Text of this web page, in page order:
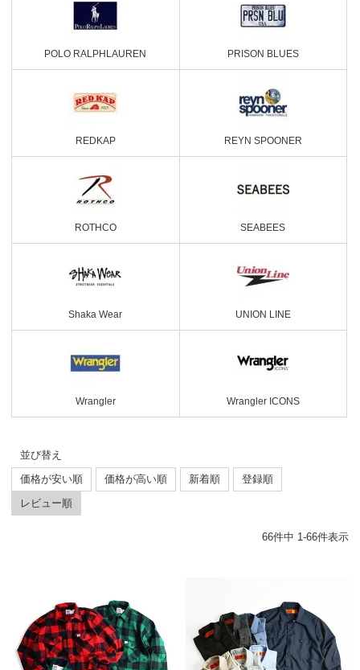
POLO RALPHLAUREN PRISON BLUES
REDKAP REYN SPOONER
ROTHCO SEABEES
Shaka Wear UNION LINE
Wrangler Wrangler ICONS
並び替え
価格が安い順
価格が高い順 新着順
登録順
レビュー順
66件中 1-66件表示